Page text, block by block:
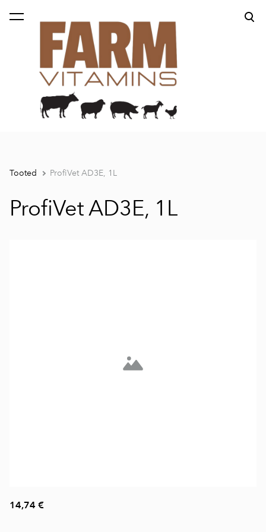
lisati ostukorvi. Vaata ostukorvi
Tooted ProfiVet AD3E, 1L
ProfiVet AD3E, 1L
14,74 €